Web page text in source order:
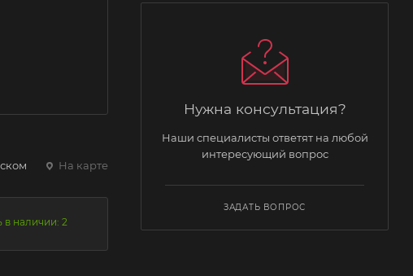
На карте
в наличии: 2
Нужна консультация?
Наши специалисты ответят на любой
интересующий вопрос
ЗАДАТЬ ВОПРОС